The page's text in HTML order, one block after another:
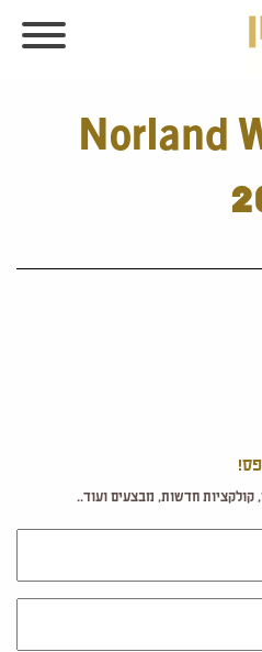
Norland
קולקציות חדשות, מבצעים ועוד..